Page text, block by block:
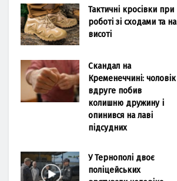
Тактичні кросівки при
роботі зі сходами та на
висоті
Скандал на
Кременеччині: чоловік
вдруге побив
колишню дружину і
опинився на лаві
підсудних
У Тернополі двоє
поліцейських